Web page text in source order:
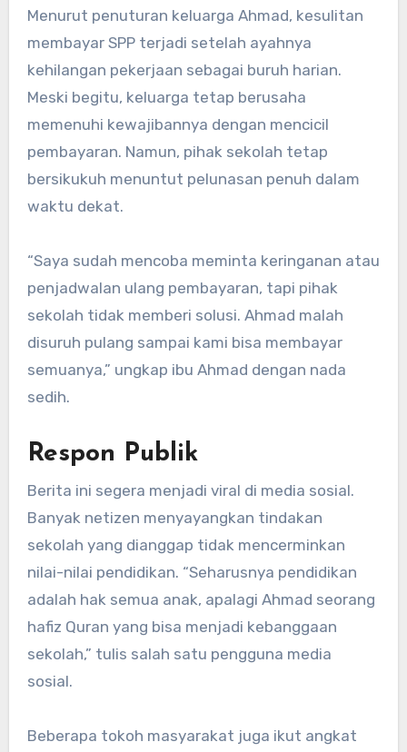
Menurut penuturan keluarga Ahmad, kesulitan
membayar SPP terjadi setelah ayahnya
kehilangan pekerjaan sebagai buruh harian.
Meski begitu, keluarga tetap berusaha
memenuhi kewajibannya dengan mencicil
pembayaran. Namun, pihak sekolah tetap
bersikukuh menuntut pelunasan penuh dalam
waktu dekat.
“Saya sudah mencoba meminta keringanan atau
penjadwalan ulang pembayaran, tapi pihak
sekolah tidak memberi solusi. Ahmad malah
disuruh pulang sampai kami bisa membayar
semuanya,” ungkap ibu Ahmad dengan nada
sedih.
Respon Publik
Berita ini segera menjadi viral di media sosial.
Banyak netizen menyayangkan tindakan
sekolah yang dianggap tidak mencerminkan
nilai-nilai pendidikan. “Seharusnya pendidikan
adalah hak semua anak, apalagi Ahmad seorang
hafiz Quran yang bisa menjadi kebanggaan
sekolah,” tulis salah satu pengguna media
sosial.
Beberapa tokoh masyarakat juga ikut angkat